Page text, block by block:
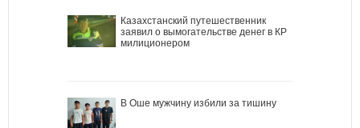
Казахстанский путешественник
заявил о вымогательстве денег в КР
милиционером
В Оше мужчину избили за тишину